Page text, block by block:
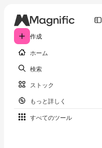
作成
ホーム
検索
ストック
もっと詳しく
すべてのツール